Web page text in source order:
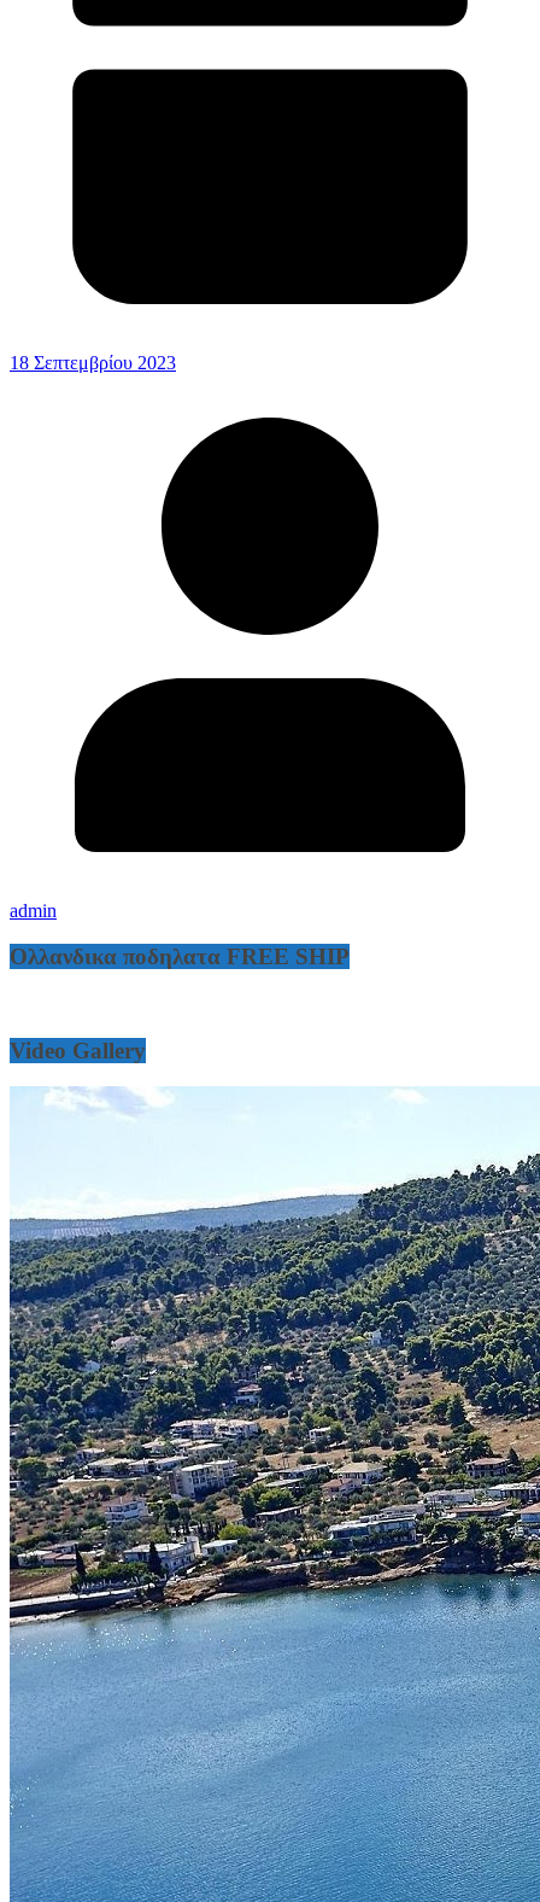
18 Σεπτεμβρίου 2023
admin
Ολλανδικα ποδηλατα FREE SHIP
Video Gallery